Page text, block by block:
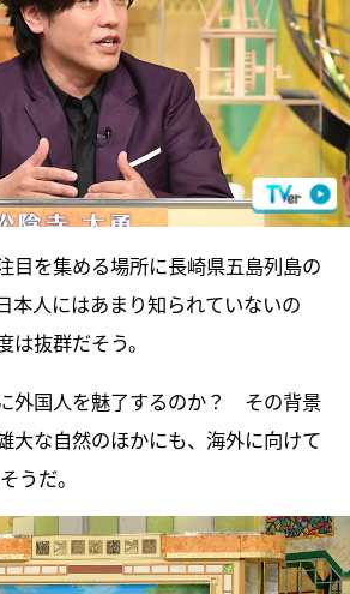
目を集める場所に長崎県五島列島の
本人にはあまり知られていないの
は抜群だそう。
外国人を魅了するのか？ その背景
大な自然のほかにも、海外に向けて
うだ。